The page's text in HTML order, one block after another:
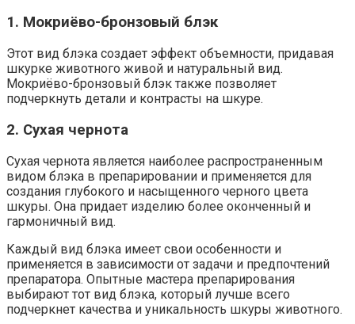
1. Мокриёво-бронзовый блэк
Этот вид блэка создает эффект объемности, придавая
шкурке животного живой и натуральный вид.
Мокриёво-бронзовый блэк также позволяет
подчеркнуть детали и контрасты на шкуре.
2. Сухая чернота
Сухая чернота является наиболее распространенным
видом блэка в препарировании и применяется для
создания глубокого и насыщенного черного цвета
шкуры. Она придает изделию более оконченный и
гармоничный вид.
Каждый вид блэка имеет свои особенности и
применяется в зависимости от задачи и предпочтений
препаратора. Опытные мастера препарирования
выбирают тот вид блэка, который лучше всего
подчеркнет качества и уникальность шкуры животного.